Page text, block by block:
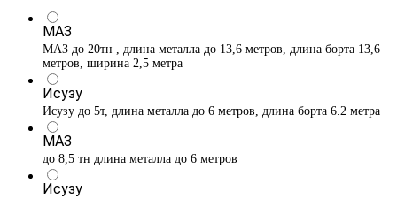
МАЗ
МАЗ до 20тн , длина металла до 13,6 метров, длина борта 13,6
метров, ширина 2,5 метра
Исузу
Исузу до 5т, длина металла до 6 метров, длина борта 6.2 метра
МАЗ
до 8,5 тн длина металла до 6 метров
Исузу